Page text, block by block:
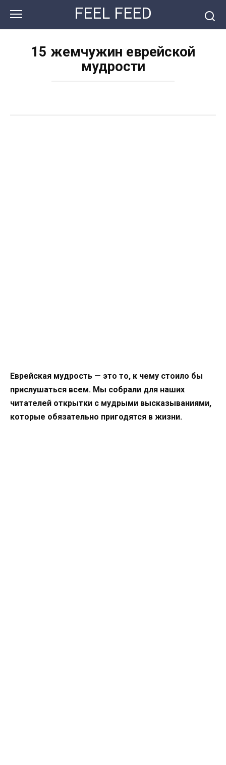
контенту
FEEL FEED
15 жемчужин еврейской
мудрости
Еврейская мудрость — это то, к чему стоило бы
прислушаться всем. Мы собрали для наших
читателей открытки с мудрыми высказываниями,
которые обязательно пригодятся в жизни.